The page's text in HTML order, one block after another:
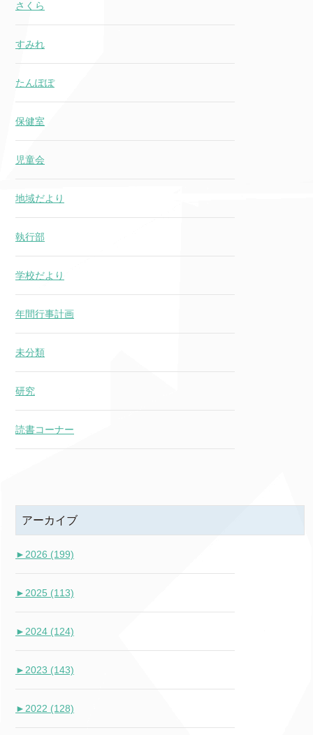
さくら
すみれ
たんぽぽ
保健室
児童会
地域だより
執行部
学校だより
年間行事計画
未分類
研究
読書コーナー
アーカイブ
► 2026 (199)
► 2025 (113)
► 2024 (124)
► 2023 (143)
► 2022 (128)